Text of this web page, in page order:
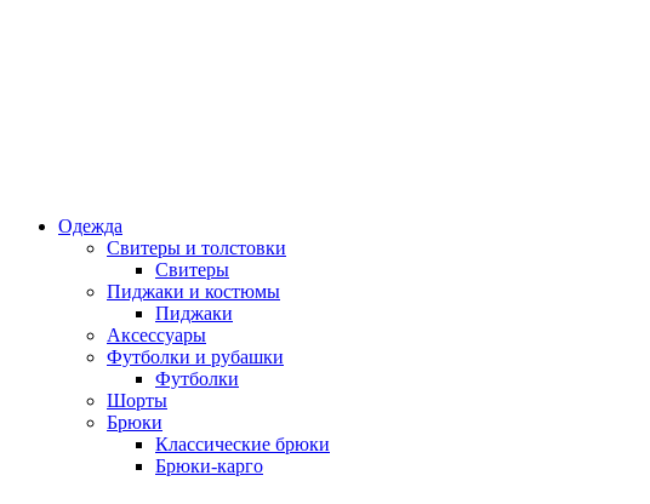
Одежда
Свитеры и толстовки
Свитеры
Пиджаки и костюмы
Пиджаки
Аксессуары
Футболки и рубашки
Футболки
Шорты
Брюки
Классические брюки
Брюки-карго